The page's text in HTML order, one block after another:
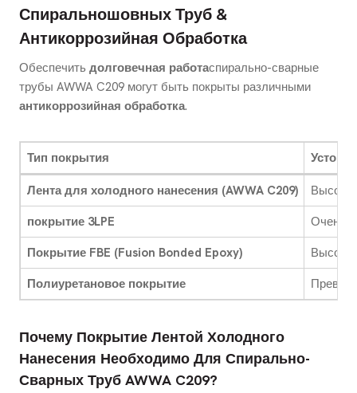
Спиральношовных Труб &
Антикоррозийная Обработка
Обеспечить долговечная работаспирально-сварные
трубы AWWA C209 могут быть покрыты различными
антикоррозийная обработка.
Тип покрытия
Лента для холодного нанесения (AWWA C209)
покрытие 3LPE
Очень
Покрытие FBE (Fusion Bonded Epoxy)
Полиуретановое покрытие
Почему Покрытие Лентой Холодного
Нанесения Необходимо Для Спирально-
Сварных Труб AWWA C209?